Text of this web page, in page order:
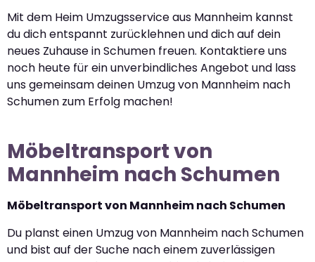
Mit dem Heim Umzugsservice aus Mannheim kannst
du dich entspannt zurücklehnen und dich auf dein
neues Zuhause in Schumen freuen. Kontaktiere uns
noch heute für ein unverbindliches Angebot und lass
uns gemeinsam deinen Umzug von Mannheim nach
Schumen zum Erfolg machen!
Möbeltransport von
Mannheim nach Schumen
Möbeltransport von Mannheim nach Schumen
Du planst einen Umzug von Mannheim nach Schumen
und bist auf der Suche nach einem zuverlässigen